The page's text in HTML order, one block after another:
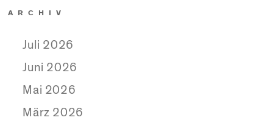
ARCHIV
Juli 2026
Juni 2026
Mai 2026
März 2026